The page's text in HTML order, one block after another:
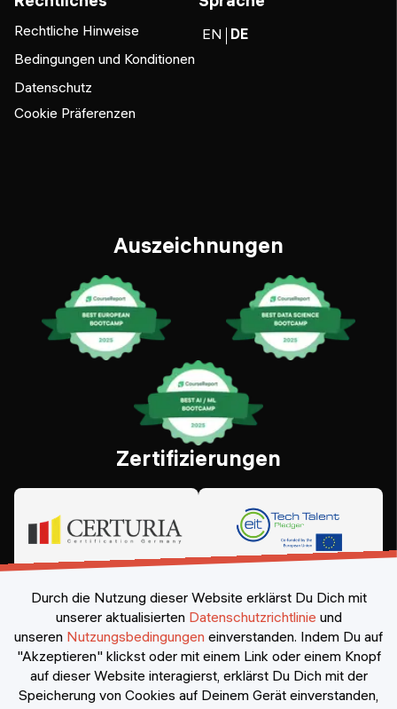
Rechtliche Hinweise
Bedingungen und Konditionen
Datenschutz
Cookie Präferenzen
EN DE
Auszeichnungen
Zertifizierungen
©2026Constructor Nexademy. Alle Rechte vorbehalten
Durch die Nutzung dieser Website erklärst Du Dich mit
unserer aktualisierten Datenschutzrichtlinie und
unseren Nutzungsbedingungen einverstanden. Indem Du auf
"Akzeptieren" klickst oder mit einem Link oder einem Knopf
auf dieser Website interagierst, erklärst Du Dich mit der
Speicherung von Cookies auf Deinem Gerät einverstanden,